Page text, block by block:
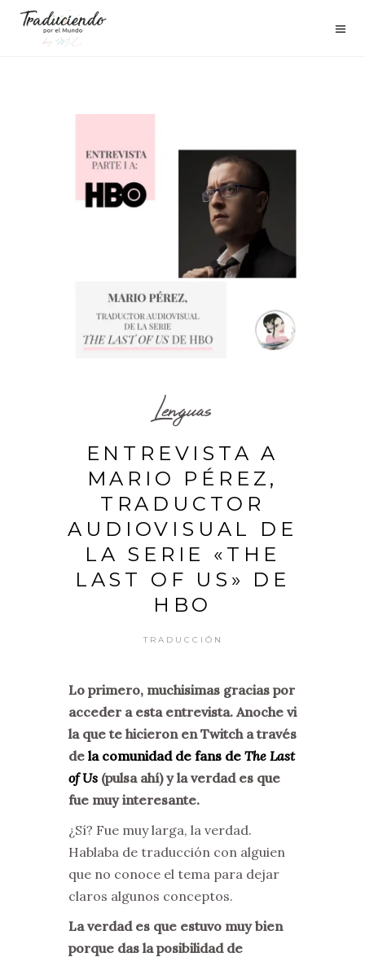
Lenguas
ENTREVISTA A
MARIO PÉREZ,
TRADUCTOR
AUDIOVISUAL DE
LA SERIE «THE
LAST OF US» DE
HBO
TRADUCCIÓN
Lo primero, muchisimas gracias por
acceder a esta entrevista. Anoche vi
la que te hicieron en Twitch a través
de la comunidad de fans de The Last
of Us (pulsa ahí) y la verdad es que
fue muy interesante.
¿Sí? Fue muy larga, la verdad.
Hablaba de traducción con alguien
que no conoce el tema para dejar
claros algunos conceptos.
La verdad es que estuvo muy bien
porque das la posibilidad de